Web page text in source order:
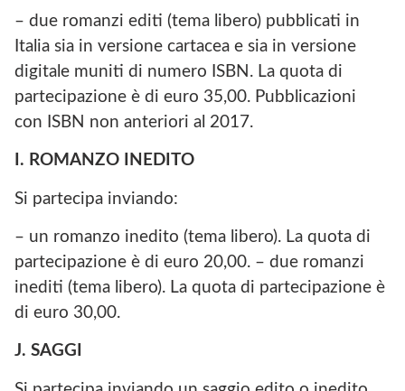
– due romanzi editi (tema libero) pubblicati in
Italia sia in versione cartacea e sia in versione
digitale muniti di numero ISBN. La quota di
partecipazione è di euro 35,00. Pubblicazioni
con ISBN non anteriori al 2017.
I. ROMANZO INEDITO
Si partecipa inviando:
– un romanzo inedito (tema libero). La quota di
partecipazione è di euro 20,00. – due romanzi
inediti (tema libero). La quota di partecipazione è
di euro 30,00.
J. SAGGI